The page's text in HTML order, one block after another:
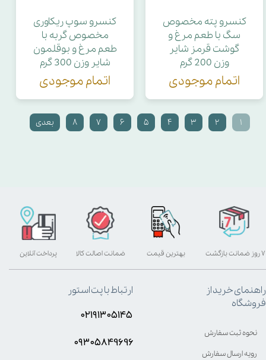
کنسرو پته مخصوص
سگ با طعم مرغ و
گوشت قرمز شایر
وزن 200 گرم
اتمام موجودی
کنسرو سوپ ریکاوری
مخصوص گربه با
طعم مرغ و بوقلمون
شایر وزن 300 گرم
اتمام موجودی
۱ ۲ ۳ ۴ ۵ ۶ ۷ ۸ بعدی
بهترین قیمت پرداخت آنلاین ۷ روز ضمانت بازگشت ضمانت اصالت کالا
راهنمای خرید از
فروشگاه
نحوه ثبت سفارش
رویه ارسال سفارش
ارتباط با پت استور
۰۲۱۹۱۳۰۵۱۴۵
۰۹۳۰۵8۴9696